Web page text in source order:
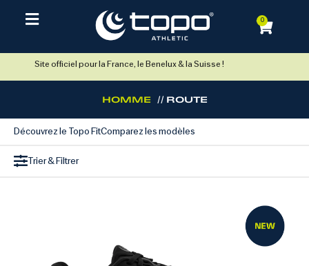
0
Site officiel pour la France, le Benelux & la Suisse !
HOMME // ROUTE
Découvrez le Topo FitComparez les modèles
Trier & Filtrer